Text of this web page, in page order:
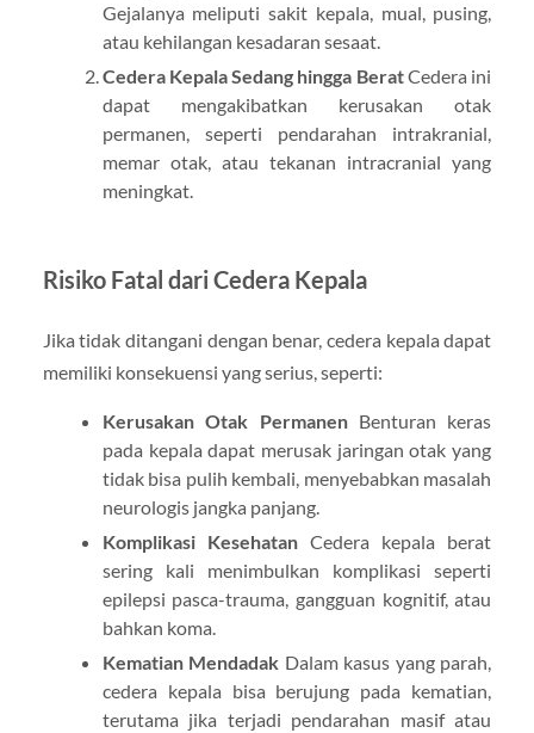
Gejalanya meliputi sakit kepala, mual, pusing,
atau kehilangan kesadaran sesaat.
Cedera Kepala Sedang hingga BeratCedera ini
dapat mengakibatkan kerusakan otak
permanen, seperti pendarahan intrakranial,
memar otak, atau tekanan intracranial yang
meningkat.
Risiko Fatal dari Cedera Kepala
Jika tidak ditangani dengan benar, cedera kepala dapat
memiliki konsekuensi yang serius, seperti:
Kerusakan Otak PermanenBenturan keras
pada kepala dapat merusak jaringan otak yang
tidak bisa pulih kembali, menyebabkan masalah
neurologis jangka panjang.
Komplikasi KesehatanCedera kepala berat
sering kali menimbulkan komplikasi seperti
epilepsi pasca-trauma, gangguan kognitif, atau
bahkan koma.
Kematian Mendadak Dalam kasus yang parah,
cedera kepala bisa berujung pada kematian,
terutama jika terjadi pendarahan masif atau